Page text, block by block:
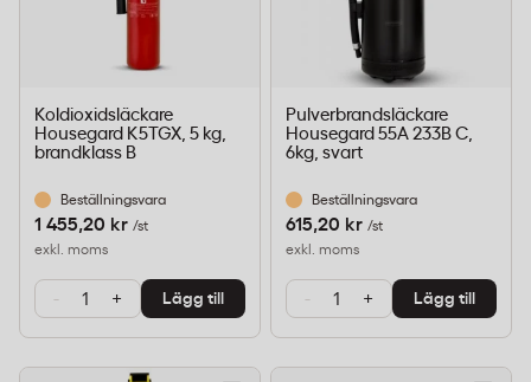
Koldioxidsläckare
Housegard K5TGX, 5 kg,
brandklass B
Beställningsvara
1 455,20 kr /st
exkl. moms
- + Lägg till
Pulverbrandsläckare
Housegard 55A 233B C,
6kg, svart
Beställningsvara
615,20 kr /st
exkl. moms
- + Lägg till